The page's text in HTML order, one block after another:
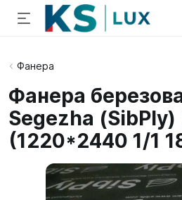
Фанера
Фанера
Segezha (SibPly)
(1220*2440 1/1